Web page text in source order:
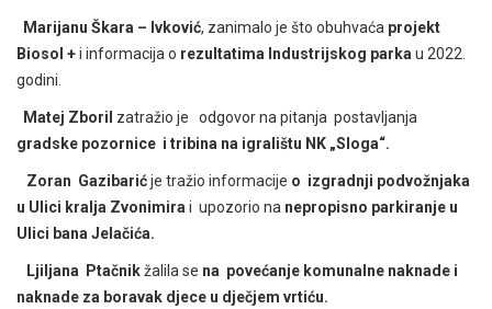
Marijanu Škara – Ivković, zanimalo je što obuhvaća projekt
Biosol +i informacija o rezultatima Industrijskog parka u 2022.
godini.
Matej Zboril zatražio je odgovor na pitanja postavljanja
gradske pozornice i tribina na igralištu NK „Sloga“.
Zoran Gazibarićje tražio informacije o izgradnji podvožnjaka
u Ulici kralja Zvonimira i upozorio na nepropisno parkiranje u
Ulici bana Jelačića.
Ljiljana Ptačnikžalila se na povećanje komunalne naknade i
naknade za boravak djece u dječjem vrtiću.